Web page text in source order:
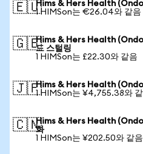
🇪🇺Hims & Hers Health
1 HIMSon는 €26.04와 같음
🇬🇧Hims & Hers Health
드 스털링
1 HIMSon는 £22.30와 같음
🇯🇵Hims & Hers Health
1 HIMSon는 ¥4,755.38와
🇨🇳Hims & Hers Health
화
1 HIMSon는 ¥202.50와 같음